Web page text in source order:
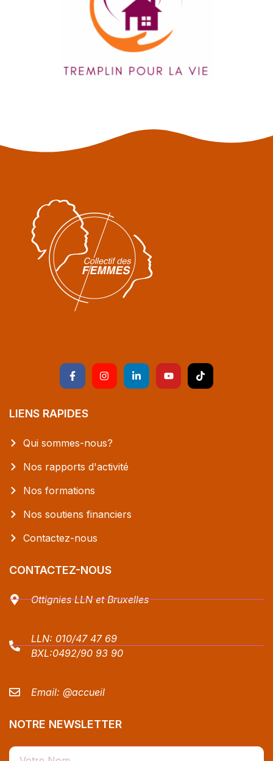
LIENS RAPIDES
Qui sommes-nous?
Nos rapports d'activité
Nos formations
Nos soutiens financiers
Contactez-nous
CONTACTEZ-NOUS
Ottignies LLN et Bruxelles
LLN: 010/47 47 69
BXL:0492/90 93 90
Email: @accueil
NOTRE NEWSLETTER